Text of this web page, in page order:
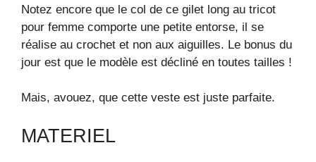
Notez encore que le col de ce gilet long au tricot
pour femme comporte une petite entorse, il se
réalise au crochet et non aux aiguilles. Le bonus du
jour est que le modèle est décliné en toutes tailles !
Mais, avouez, que cette veste est juste parfaite.
MATERIEL